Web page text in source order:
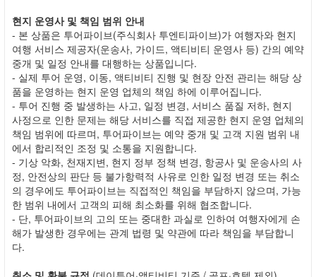
현지 운영사 및 책임 범위 안내
- 본 상품은 투어파이브(주식회사 투엔티파이브)가 여행자와 현지
여행 서비스 제공자(운송사, 가이드, 액티비티 운영사 등) 간의 예약
중개 및 일정 안내를 대행하는 상품입니다.
- 실제 투어 운영, 이동, 액티비티 진행 및 현장 안전 관리는 해당 상
품을 운영하는 현지 운영 업체의 책임 하에 이루어집니다.
- 투어 진행 중 발생하는 사고, 일정 변경, 서비스 품질 저하, 현지
사정으로 인한 문제는 해당 서비스를 직접 제공한 현지 운영 업체의
책임 범위에 따르며, 투어파이브는 예약 중개 및 고객 지원 범위 내
에서 합리적인 조정 및 소통을 지원합니다.
- 기상 악화, 천재지변, 현지 정부 정책 변경, 항공사 및 운송사의 사
정, 안전상의 판단 등 불가항력적 사유로 인한 일정 변경 또는 취소
의 경우에도 투어파이브는 직접적인 책임을 부담하지 않으며, 가능
한 범위 내에서 고객의 피해 최소화를 위해 협조합니다.
- 단, 투어파이브의 고의 또는 중대한 과실로 인하여 여행자에게 손
해가 발생한 경우에는 관계 법령 및 약관에 따라 책임을 부담합니
다.